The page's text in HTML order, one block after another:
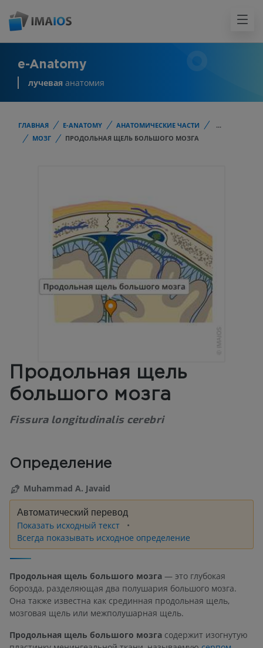
e-Anatomy
лучевая анатомия
ГЛАВНАЯ E-ANATOMY АНАТОМИЧЕСКИЕ ЧАСТИ
...
МОЗГ
ПРОДОЛЬНАЯ ЩЕЛЬ БОЛЬШОГО МОЗГА
Продольная щель
большого мозга
Fissura longitudinalis cerebri
Определение
Muhammad A. Javaid
Автоматический перевод
Показать исходный текст
Всегда показывать исходное определение
Продольная щель большого мозга — это глубокая
борозда, разделяющая два полушария большого мозга.
Она также известна как срединная продольная щель,
мозговая щель или межполушарная щель.
Продольная щель большого мозга содержит изогнутую